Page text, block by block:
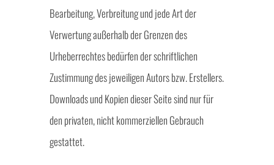
Bearbeitung, Verbreitung und jede Art der
Verwertung außerhalb der Grenzen des
Urheberrechtes bedürfen der schriftlichen
Zustimmung des jeweiligen Autors bzw. Erstellers.
Downloads und Kopien dieser Seite sind nur für
den privaten, nicht kommerziellen Gebrauch
gestattet.